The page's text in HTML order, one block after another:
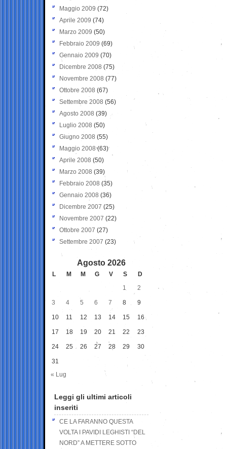
Maggio 2009 (72)
Aprile 2009 (74)
Marzo 2009 (50)
Febbraio 2009 (69)
Gennaio 2009 (70)
Dicembre 2008 (75)
Novembre 2008 (77)
Ottobre 2008 (67)
Settembre 2008 (56)
Agosto 2008 (39)
Luglio 2008 (50)
Giugno 2008 (55)
Maggio 2008(63)
Aprile 2008 (50)
Marzo 2008 (39)
Febbraio 2008 (35)
Gennaio 2008 (36)
Dicembre 2007 (25)
Novembre 2007 (22)
Ottobre 2007 (27)
Settembre 2007 (23)
Agosto 2026
L M M G V S
D
1
2
3 4 5 6 7 8 9
10 11 12 13 14 15 16
17 18 19 20 21 22 23
24 25 26 27 28 29 30
31
« Lug
Leggi gli ultimi articoli
inseriti
CE LA FARANNO QUESTA
VOLTA I PAVIDI LEGHISTI “DEL
NORD” A METTERE SOTTO